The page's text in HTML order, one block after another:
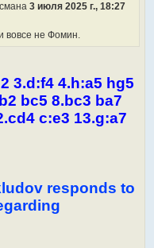
3 июля 2025 г., 18:27
вовсе не Фомин.
3.d:f4 4.h:a5 hg5
bc5 8.bc3 ba7
c:e3 13.g:a7
responds to